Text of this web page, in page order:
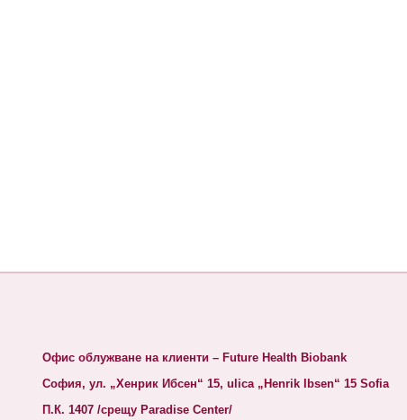
Офис облужване на клиенти – Future Health Biobank
София, ул. „Хенрик Ибсен“ 15, ulica „Henrik Ibsen“ 15 Sofia
П.К. 1407 /срещу Paradise Center/